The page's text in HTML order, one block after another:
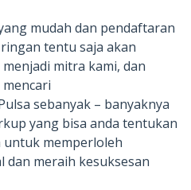
mudah dan pendaftaran
tentu saja akan
mitra kami, dan
sebanyak – banyaknya
yang bisa anda tentukan
memperloleh
dan meraih kesuksesan